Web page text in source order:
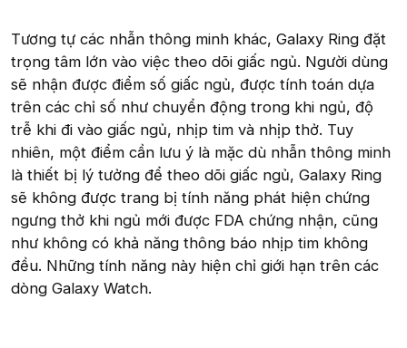
Tương tự các nhẫn thông minh khác, Galaxy Ring đặt
trọng tâm lớn vào việc theo dõi giấc ngủ. Người dùng
sẽ nhận được điểm số giấc ngủ, được tính toán dựa
trên các chỉ số như chuyển động trong khi ngủ, độ
trễ khi đi vào giấc ngủ, nhịp tim và nhịp thở. Tuy
nhiên, một điểm cần lưu ý là mặc dù nhẫn thông minh
là thiết bị lý tưởng để theo dõi giấc ngủ, Galaxy Ring
sẽ không được trang bị tính năng phát hiện chứng
ngưng thở khi ngủ mới được FDA chứng nhận, cũng
như không có khả năng thông báo nhịp tim không
đều. Những tính năng này hiện chỉ giới hạn trên các
dòng Galaxy Watch.